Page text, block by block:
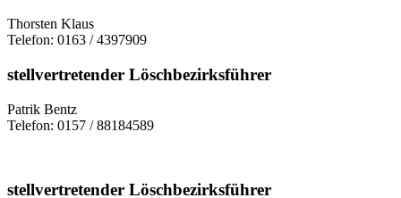
Thorsten Klaus
Telefon: 0163 / 4397909
stellvertretender Löschbezirksführer
Patrik Bentz
Telefon: 0157 / 88184589
stellvertretender Löschbezirksführer